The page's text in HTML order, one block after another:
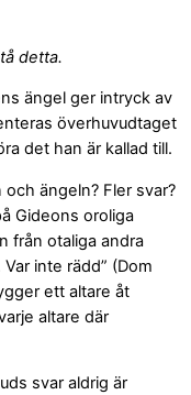
detta.
ängel ger intryck av
överhuvudtaget
det han är kallad till.
ängeln? Fler svar?
Gideons oroliga
från otaliga andra
inte rädd” (Dom
ett altare åt
altare där
svar aldrig är